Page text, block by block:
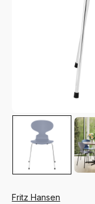
Fritz Hansen